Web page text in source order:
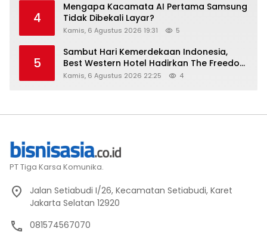
4
Mengapa Kacamata AI Pertama Samsung
Tidak Dibekali Layar?
Kamis, 6 Agustus 2026 19:31 5
5
Sambut Hari Kemerdekaan Indonesia,
Best Western Hotel Hadirkan The Freedom
Stay Diskon Hingga 45%
Kamis, 6 Agustus 2026 22:25 4
PT Tiga Karsa Komunika.
Jalan Setiabudi I/26, Kecamatan Setiabudi, Karet
Jakarta Selatan 12920
081574567070